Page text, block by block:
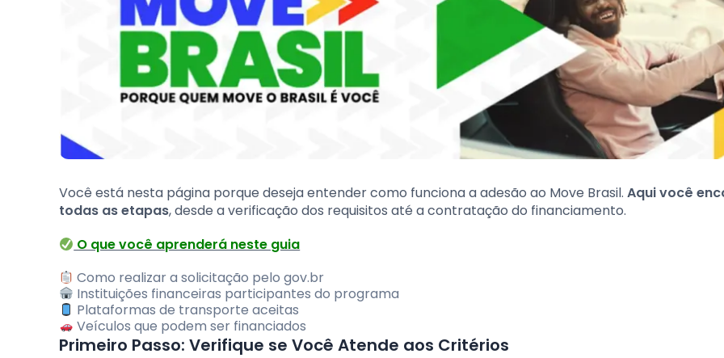
Você está nesta página porque deseja entender como funciona a adesão ao Move Brasil. Aqui você
todas as etapas, desde a verificação dos requisitos até a contratação do financiamento.
O que você aprenderá neste guia
Como realizar a solicitação pelo gov.br
Instituições financeiras participantes do programa
Plataformas de transporte aceitas
Veículos que podem ser financiados
Primeiro Passo: Verifique se Você Atende aos Critérios